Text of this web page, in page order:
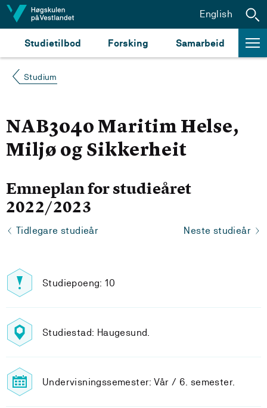
Hopp til innhald
Studietilbod Forsking Samarbeid
English
Studium
NAB3040 Maritim Helse,
Miljø og Sikkerheit
Emneplan for studieåret
2022/2023
Tidlegare studieår Neste studieår
Studiepoeng: 10
Studiestad: Haugesund.
Undervisningssemester: Vår / 6. semester.